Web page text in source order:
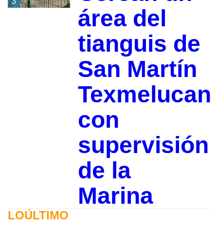
área del
tianguis de
San Martín
Texmelucan
con
supervisión
de la
Marina
LOÚLTIMO